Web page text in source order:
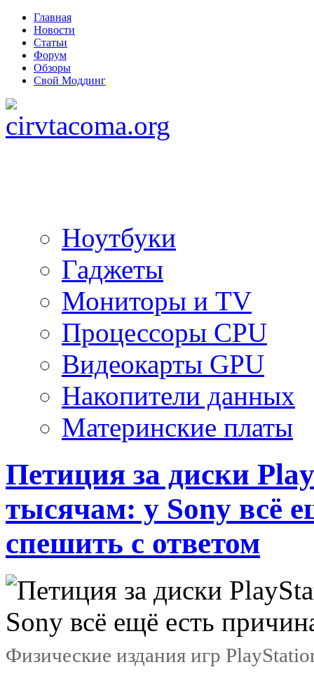
Главная
Новости
Статьи
Форум
Обзоры
Свой Моддинг
Ноутбуки
Гаджеты
Мониторы и TV
Процессоры CPU
Видеокарты GPU
Накопители данных
Материнские платы
Петиция за диски
тысячам: у Sony всё
спешить с ответом
Физические издания игр